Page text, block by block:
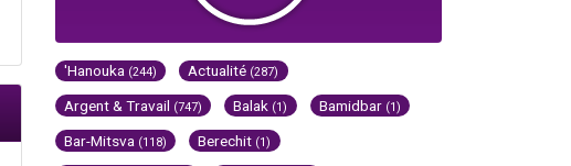
'Hanouka (244) Actualité (287)
Argent & Travail (747) Balak (1) Bamidbar (1)
Bar-Mitsva (118) Berechit (1)